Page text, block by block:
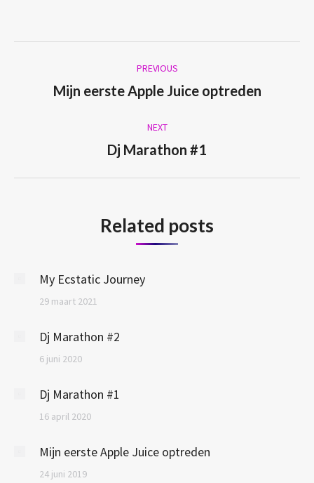
navigation
PREVIOUS
Previous
Mijn eerste Apple Juice optreden
NEXT
Next
Dj Marathon #1
Related posts
My Ecstatic Journey
29 maart 2021
Dj Marathon #2
6 juni 2020
Dj Marathon #1
16 april 2020
Mijn eerste Apple Juice optreden
24 juni 2019